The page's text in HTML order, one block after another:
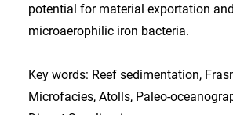
potential for material exportation
microaerophilic iron bacteria.
Key words: Reef sedimentation,
Microfacies, Atolls, Paleo-